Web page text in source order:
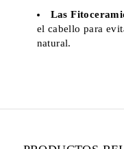
Las
el cabello para
natural.